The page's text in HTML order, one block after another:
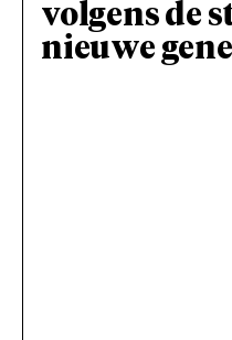
volgens de
nieuwe